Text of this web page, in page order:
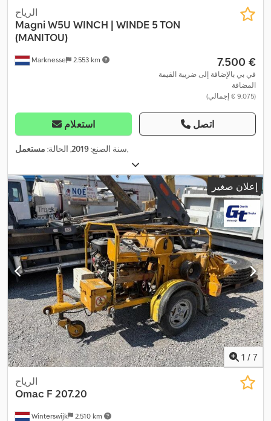
Marknesse 2.553 km
الرياح
MagniW5U WINCH | WINDE 5 TON
(MANITOU)
‏7.500 €
في بي بالإضافة إلى ضريبة القيمة
المضافة
(‏9.075 € إجمالي)
استعلام اتصل
سنة الصنع:2019, الحالة: مستعمل ,
إعلان صغير
1 / 7
Winterswijk 2.510 km
الرياح
Omac F 207.20